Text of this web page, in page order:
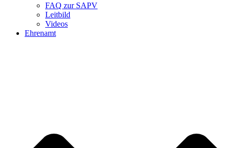
FAQ zur SAPV
Leitbild
Videos
Ehrenamt